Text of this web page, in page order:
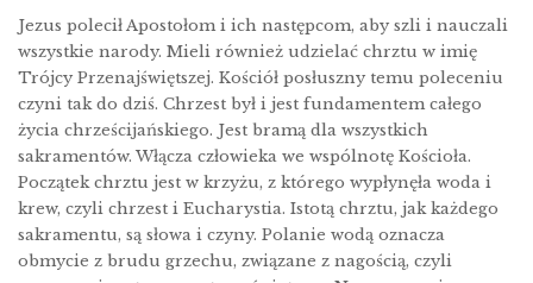
Jezus polecił Apostołom i ich następcom, aby szli i nauczali
wszystkie narody. Mieli również udzielać chrztu w imię
Trójcy Przenajświętszej. Kościół posłuszny temu poleceniu
czyni tak do dziś. Chrzest był i jest fundamentem całego
życia chrześcijańskiego. Jest bramą dla wszystkich
sakramentów. Włącza człowieka we wspólnotę Kościoła.
Początek chrztu jest w krzyżu, z którego wypłynęła woda i
krew, czyli chrzest i Eucharystia. Istotą chrztu, jak każdego
sakramentu, są słowa i czyny. Polanie wodą oznacza
obmycie z brudu grzechu, związane z nagością, czyli